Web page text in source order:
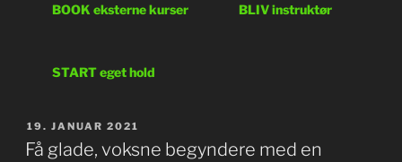
BOOK eksterne kurser BLIV instruktør
START eget hold
UDGIVET
DEN
19. JANUAR 2021
Få glade, voksne begyndere med en